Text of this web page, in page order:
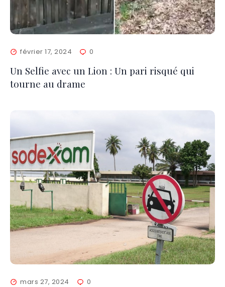
février 17, 2024 0
Un Selfie avec un Lion : Un pari risqué qui
tourne au drame
mars 27, 2024 0